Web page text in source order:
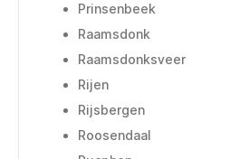
Prinsenbeek
Raamsdonk
Raamsdonksveer
Rijen
Rijsbergen
Roosendaal